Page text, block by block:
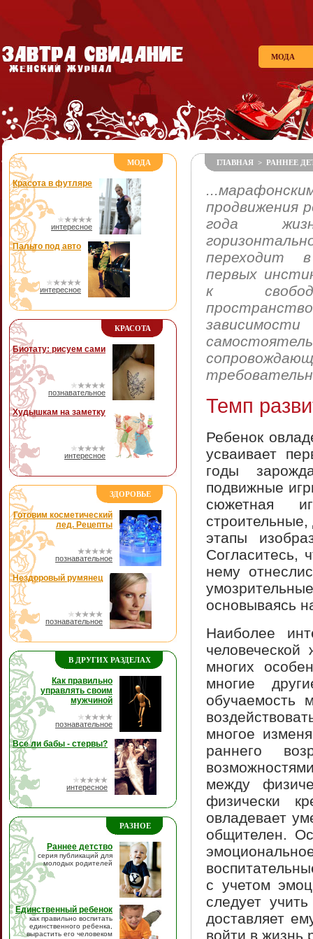
МОДА
МОДА
Красота в футляре
интересное
Пальто под авто
интересное
КРАСОТА
Биотату: рисуем сами
познавательное
Худышкам на заметку
интересное
ЗДОРОВЬЕ
Готовим косметический
лед. Рецепты
познавательное
Нездоровый румянец
познавательное
В ДРУГИХ РАЗДЕЛАХ
Как правильно
управлять своим
мужчиной
познавательное
Все ли бабы - стервы?
интересное
РАЗНОЕ
Раннее детство
серия публикаций для
молодых родителей
Единственный ребенок
как правильно воспитать
единственного ребенка,
вырастить его человеком
ГЛАВНАЯ > РАННЕЕ
продвижения
года
переходит
первых
к
Темп
Ребенок
усваивает
годы
подвижные
сюжетная
этапы
Согласитесь,
нему
основываясь
Наиболее
многих
многие
обучаемость
многое
раннего
между
физически
овладевает
общителен.
с учетом
следует
доставляет
войти в жизнь